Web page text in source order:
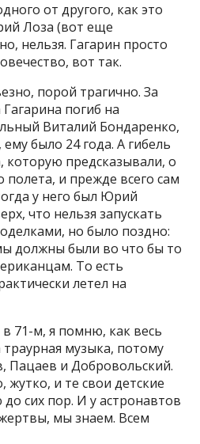
от другого, как это
Лоза (вот еще
нельзя. Гагарин просто
вот так.
порой трагично. За
погиб на
Виталий Бондаренко,
было 24 года. А гибель
предсказывали, о
и прежде всего сам
у него был Юрий
что нельзя запускать
но было поздно:
должны были во что бы то
То есть
летел на
71-м, я помню, как весь
музыка, потому
Пацаев и Добровольский.
жутко, и те свои детские
сих пор. И у астронавтов
мы знаем. Всем